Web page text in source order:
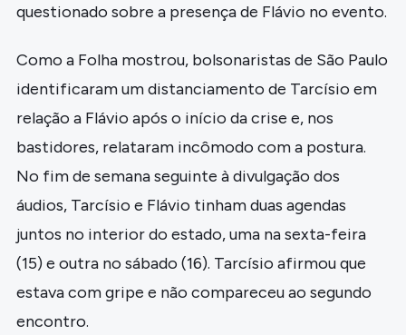
questionado sobre a presença de Flávio no evento.
Como a Folha mostrou, bolsonaristas de São Paulo
identificaram um distanciamento de Tarcísio em
relação a Flávio após o início da crise e, nos
bastidores, relataram incômodo com a postura.
No fim de semana seguinte à divulgação dos
áudios, Tarcísio e Flávio tinham duas agendas
juntos no interior do estado, uma na sexta-feira
(15) e outra no sábado (16). Tarcísio afirmou que
estava com gripe e não compareceu ao segundo
encontro.